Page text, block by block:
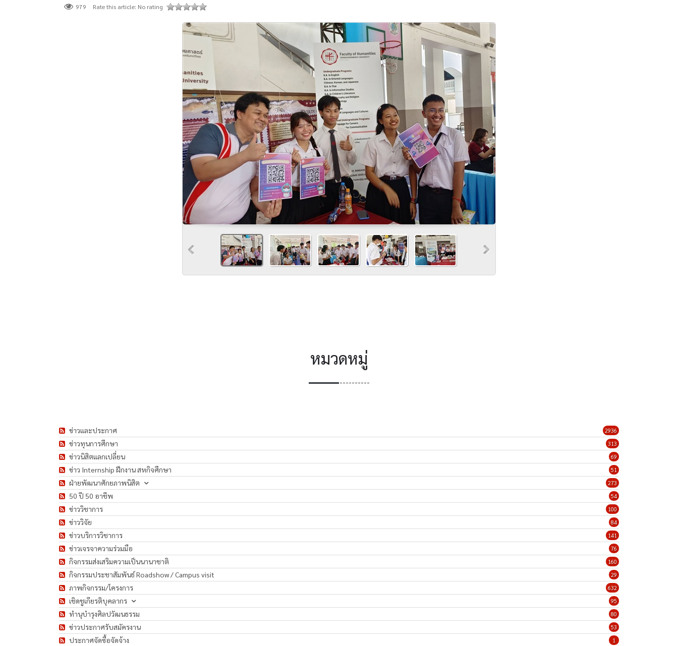
979 Rate this article: No rating
หมวดหมู่
2936
ข่าวและประกาศ
313
ข่าวทุนการศึกษา
69
ข่าวนิสิตแลกเปลี่ยน
51
ข่าว Internship ฝึกงาน สหกิจศึกษา
273
ฝ่ายพัฒนาศักยภาพนิสิต
54
50 ปี 50 อาชีพ
100
ข่าววิชาการ
84
ข่าววิจัย
141
ข่าวบริการวิชาการ
76
ข่าวเจรจาความร่วมมือ
160
กิจกรรมส่งเสริมความเป็นนานาชาติ
29
กิจกรรมประชาสัมพันธ์ Roadshow / Campus visit
632
ภาพกิจกรรม/โครงการ
95
เชิดชูเกียรติบุคลากร
80
ทำนุบำรุงศิลปวัฒนธรรม
53
ข่าวประกาศรับสมัครงาน
1
ประกาศจัดซื้อจัดจ้าง